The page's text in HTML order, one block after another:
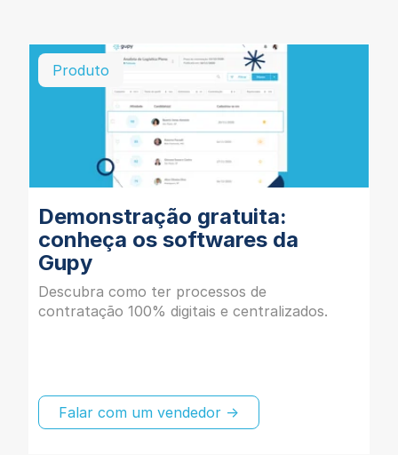
Produto
Demonstração gratuita:
conheça os softwares da
Gupy
Descubra como ter processos de
contratação 100% digitais e centralizados.
Falar com um vendedor →